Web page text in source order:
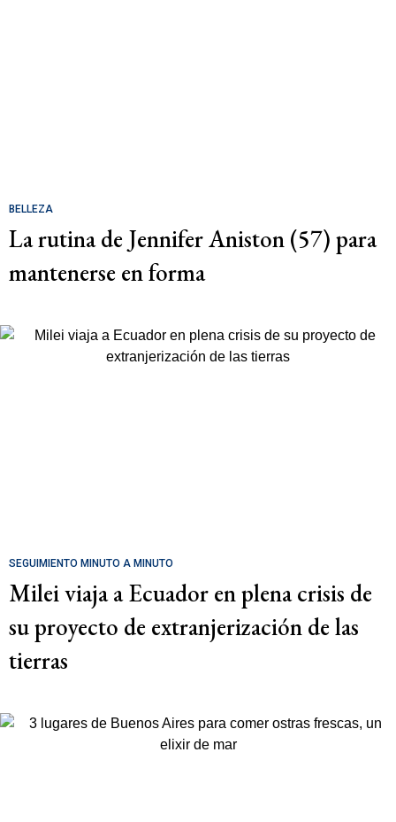
BELLEZA
La rutina de Jennifer Aniston (57) para
mantenerse en forma
SEGUIMIENTO MINUTO A MINUTO
Milei viaja a Ecuador en plena crisis de
su proyecto de extranjerización de las
tierras